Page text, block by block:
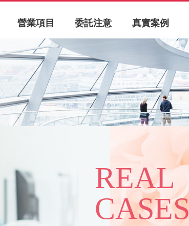
營業項目 委託注意 真實案例
REAL
CASES